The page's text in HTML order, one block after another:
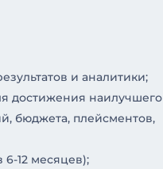
и аналитики;
достижения наилучшего
бюджета, плейсментов,
6-12 месяцев);